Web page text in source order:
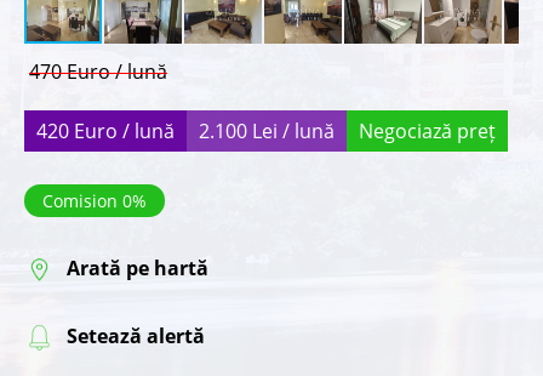
470 Euro / lună
420 Euro / lună 2.100 Lei / lună Negociază preț
Comision 0%
Arată pe hartă
Setează alertă